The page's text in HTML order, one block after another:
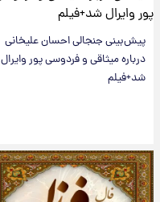
پیش‌بینی جنجالی احسان علیخانی
درباره میثاقی و فردوسی پور وایرال
شد+فیلم